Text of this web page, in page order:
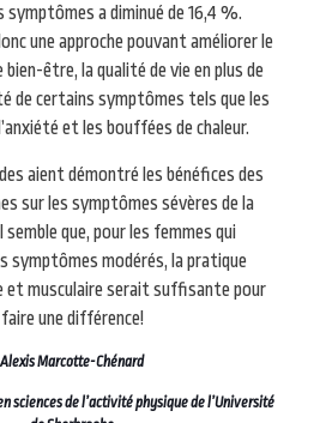
symptômes a diminué de 16,4 %.
une approche pouvant améliorer le
être, la qualité de vie en plus de
de certains symptômes tels que les
et les bouffées de chaleur.
aient démontré les bénéfices des
sur les symptômes sévères de la
semble que, pour les femmes qui
symptômes modérés, la pratique
et musculaire serait suffisante pour
faire une différence!
Alexis Marcotte-Chénard
sciences de l’activité physique de l’Université